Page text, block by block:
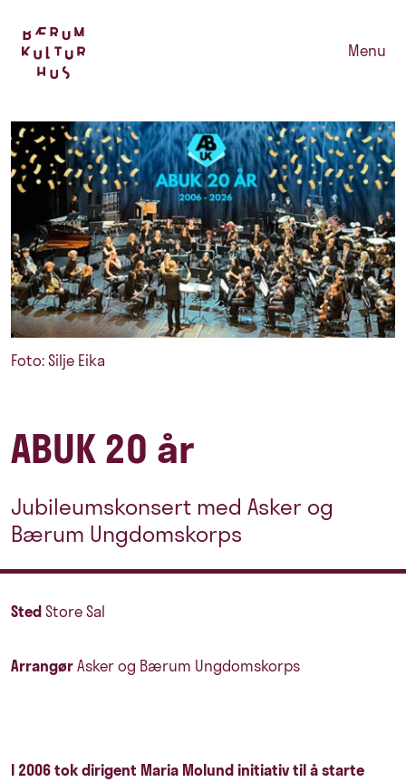
Menu
Foto: Silje Eika
ABUK 20 år
Jubileumskonsert med Asker og
Bærum Ungdomskorps
StedStore Sal
ArrangørAsker og Bærum Ungdomskorps
I 2006 tok dirigent Maria Molund initiativ til å starte